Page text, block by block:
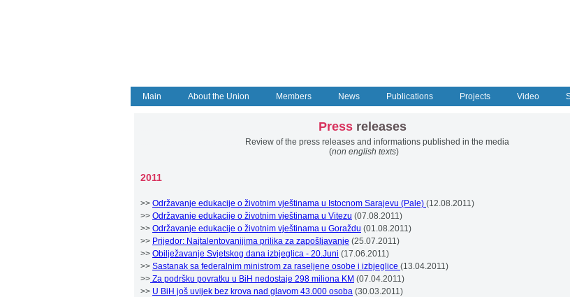
Main About the Union Members News Publications Projects Video
Press releases
Review of the press releases and informations published in the media
(non english texts)
2011
>> Održavanje edukacije o životnim vještinama u Istocnom Sarajevu (Pale) (12.08.2011)
>> Održavanje edukacije o životnim vještinama u Vitezu (07.08.2011)
>> Održavanje edukacije o životnim vještinama u Goraždu (01.08.2011)
>> Prijedor: Najtalentovanijima prilika za zapošljavanje (25.07.2011)
>> Obilježavanje Svjetskog dana izbjeglica - 20.Juni (17.06.2011)
>> Sastanak sa federalnim ministrom za raseljene osobe i izbjeglice (13.04.2011)
>> Za podršku povratku u BiH nedostaje 298 miliona KM (07.04.2011)
>> U BiH još uvijek bez krova nad glavom 43.000 osoba (30.03.2011)